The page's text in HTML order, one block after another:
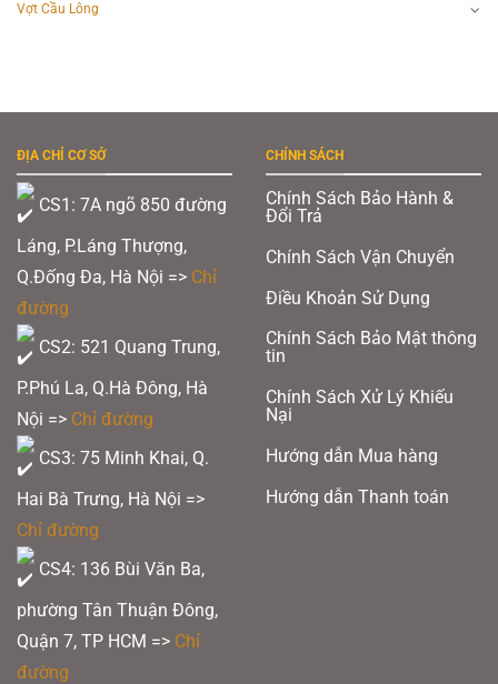
Vợt Cầu Lông
ĐỊA CHỈ CƠ SỞ
CS1: 7A ngõ 850 đường
Láng, P.Láng Thượng,
Q.Đống Đa, Hà Nội => Chỉ
đường
CS2: 521 Quang Trung,
P.Phú La, Q.Hà Đông, Hà
Nội => Chỉ đường
CS3: 75 Minh Khai, Q.
Hai Bà Trưng, Hà Nội =>
Chỉ đường
CS4: 136 Bùi Văn Ba,
phường Tân Thuận Đông,
Quận 7, TP HCM => Chỉ
đường
CHÍNH SÁCH
Chính Sách Bảo Hành &
Đổi Trả
Chính Sách Vận Chuyển
Điều Khoản Sử Dụng
Chính Sách Bảo Mật thông
tin
Chính Sách Xử Lý Khiếu
Nại
Hướng dẫn Mua hàng
Hướng dẫn Thanh toán